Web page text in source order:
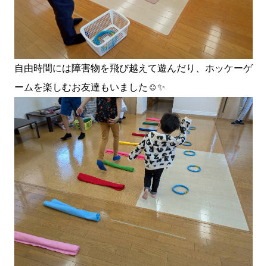
自由時間には障害物を飛び越えて遊んだり、ホッケーゲ
ームを楽しむお友達もいました☺️✨